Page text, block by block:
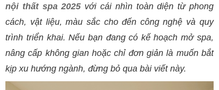
nội thất spa 2025 với cái nhìn toàn diện từ phong
cách, vật liệu, màu sắc cho đến công nghệ và quy
trình triển khai. Nếu bạn đang có kế hoạch mở spa,
nâng cấp không gian hoặc chỉ đơn giản là muốn bắt
kịp xu hướng ngành, đừng bỏ qua bài viết này.